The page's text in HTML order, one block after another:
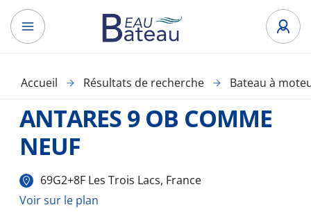
Accueil Résultats de recherche Bateau à
ANTARES 9 OB COMME
NEUF
69G2+8F Les Trois Lacs, France
Voir sur le plan